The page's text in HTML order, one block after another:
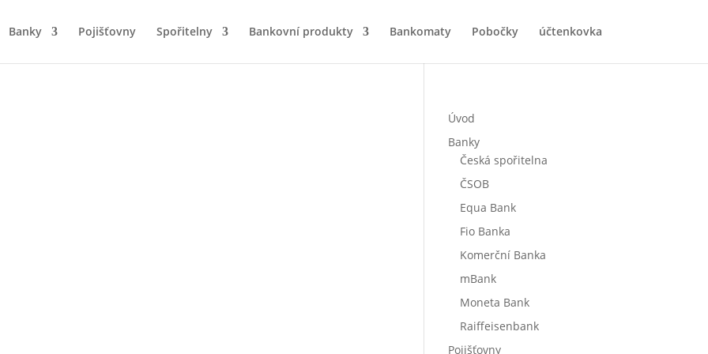
Banky Pojišťovny Spořitelny Bankovní produkty Bankomaty Pobočky účtenkovka
Úvod
Banky
Česká spořitelna
ČSOB
Equa Bank
Fio Banka
Komerční Banka
mBank
Moneta Bank
Raiffeisenbank
Pojišťovny